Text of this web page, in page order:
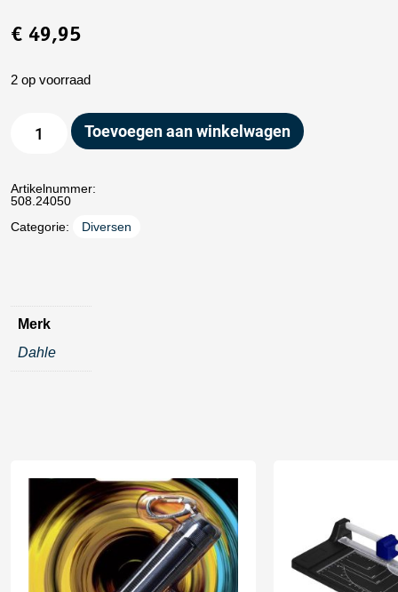
€ 49,95
2 op voorraad
Toevoegen aan winkelwagen
Artikelnummer:
508.24050
Categorie:
Diversen
Merk
Dahle